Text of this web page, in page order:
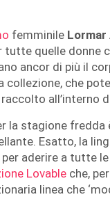
femminile
quelle donne
ancor di più il
collezione, che
all’interno
la stagione
Esatto, la
aderire a tutte
Lovable che,
linea che